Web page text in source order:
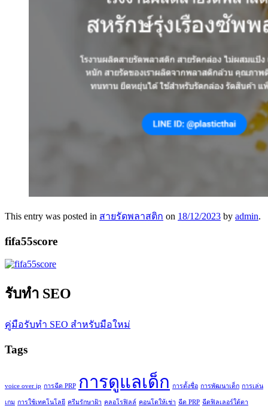
This entry was posted in สายรัดพลาสติก on 18/12/2023 by admin.
fifa55score
รับทำ SEO
คู่มือรับทำ SEO สำหรับมือใหม่
Tags
voice over ip การฉีด PRP การดูแลเด็ก การตั้งชื่อ การพัฒนาเด็ก การเล่น
เกม การใช้เทคโนโลยี ครีมรักษาฝ้า คลอโรฟิลล์ คอนโดให้เช่า ฉีด PRP ฉีดฟิลเลอร์ใต้ตา